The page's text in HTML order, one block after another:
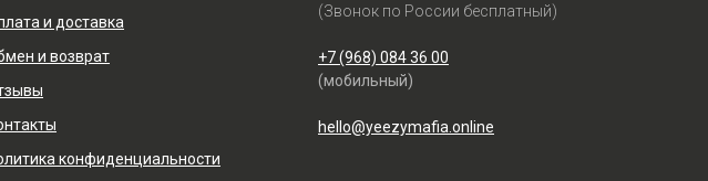
и доставка
и возврат
конфиденциальности
(Звонок по России бесплатный)
+7 (968) 084 36 00
(мобильный)
hello@yeezymafia.online